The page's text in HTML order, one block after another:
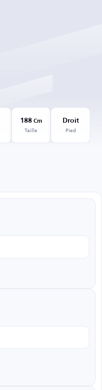
188Cm
Taille
Droit
Pied